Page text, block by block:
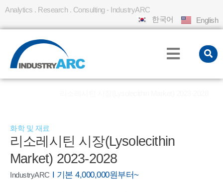
Analytics . Research . Consulting - IndustryARC
한국어
English
화학 및 재료
리소레시틴 시장(Lysolecithin
Market) 2023-2028
IndustryARC I 기본 4,000,000원부터~